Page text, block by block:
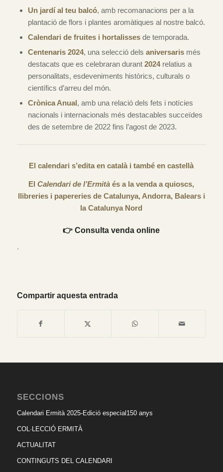
Un jardí al teu balcó, amb recomanacions per a la
plantació de flors i plantes aromàtiques al nostre balcó.
Calendari de fruites i hortalissesde temporada.
Centenaris 2024, una selecció dels aniversarismés
destacats que es celebraran durant 2024relatius a
personalitats, esdeveniments històrics, culturals o
científics d’arreu del món.
Crònica Anual , amb una relació dels fets i notícies
nacionals i internacionals més destacables succeïdes
des de setembre de 2022 fins l’agost de 2023.
El calendari s’edita en català i també en castellà
ElCalendari de l’Ermità és a la venda a quioscs,
llibreries i papereries de Catalunya, Andorra, Balears i
la Catalunya Nord
👉Consulta venda online
.
Compartir aquesta entrada
SECCIONS
Calendari Ermità 2025-Edició especial150 anys
COL·LECCIÓ ERMITÀ
ACTUALITAT
CONTINGUTS DEL CALENDARI